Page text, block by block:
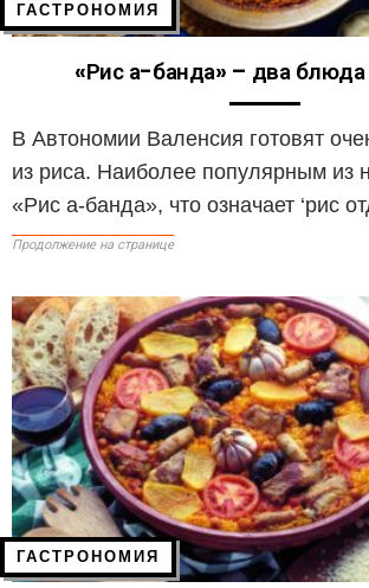
ГАСТРОНОМИЯ
«Рис а-банда» – два
В Автономии Валенсия готовят
из риса. Наиболее популярным из
«Рис а-банда», что означает ‘рис
Продолжение на странице
ГАСТРОНОМИЯ